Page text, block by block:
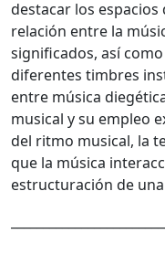
destacar los espacios
relación entre la
significados, así
diferentes timbres
entre música
musical y su empleo
del ritmo musical, la
que la música
estructuración de